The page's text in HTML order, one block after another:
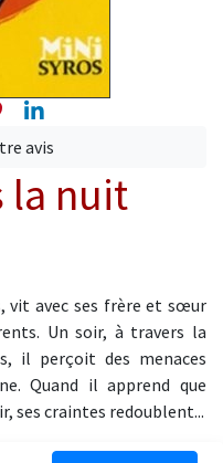
Pinterest
Linkedin
avis
la nuit
vit avec ses frère et sœur
Un soir, à travers la
il perçoit des menaces
Quand il apprend que
ses craintes redoublent...